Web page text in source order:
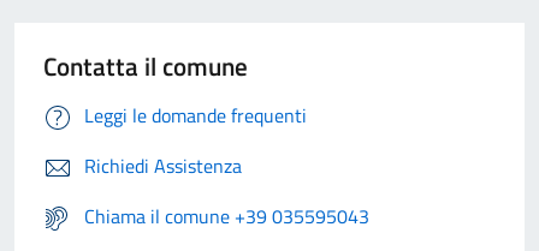
Contatta il comune
Leggi le domande frequenti
Richiedi Assistenza
Chiama il comune +39 035595043